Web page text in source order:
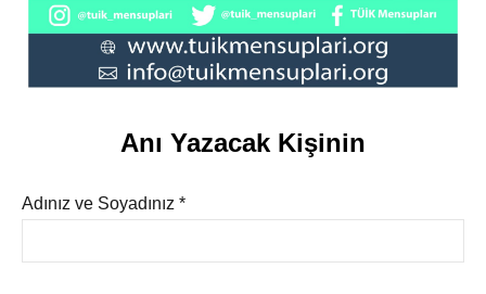
Anı Yazacak Kişinin
Adınız ve Soyadınız *